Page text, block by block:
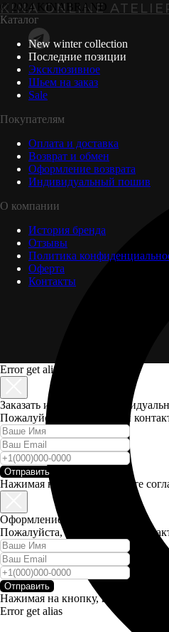
KINA ONLINE
© 2024 KINABRAND
Каталог
New winter collection
Последние позиции
Эксклюзивное
Шьем на заказ
Sale
Покупателям
Оплата и доставка
Возврат и обмен
Оформление возврата
Индивидуальный пошив
О компании
История бренда
Отзывы
Политика
Оферта
Контакты
Error get alias
Заказать изделие по
Пожалуйста, оставьте свои
Отправить
Нажимая на кнопку, вы даете
Оформление предзаказа
Пожалуйста, оставьте свои
Отправить
Нажимая на кнопку, вы даете
Error get alias